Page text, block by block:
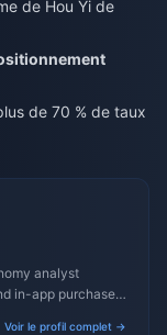
de Hou Yi de
de 70 % de taux
analyst
in-app purchase
Voir le profil complet →